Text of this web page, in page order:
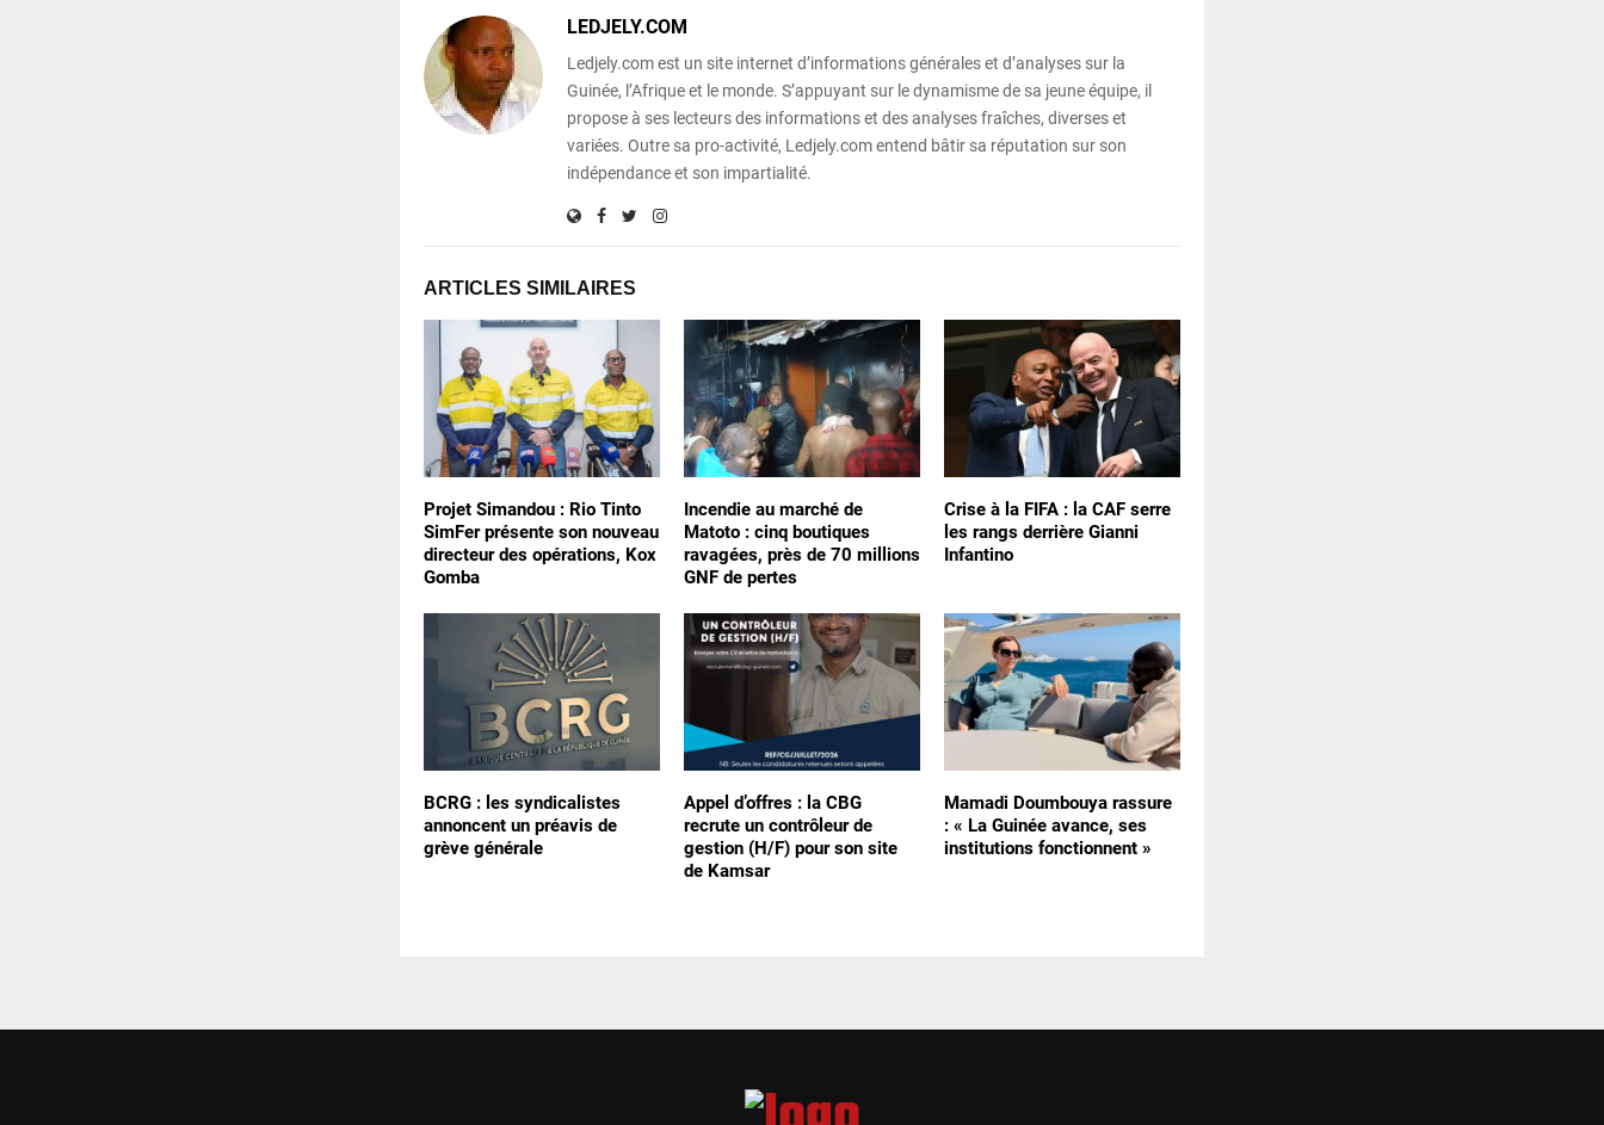
LEDJELY.COM
Ledjely.com est un site internet d’informations générales et d’analyses sur la
Guinée, l’Afrique et le monde. S’appuyant sur le dynamisme de sa jeune équipe, il
propose à ses lecteurs des informations et des analyses fraîches, diverses et
variées. Outre sa pro-activité, Ledjely.com entend bâtir sa réputation sur son
indépendance et son impartialité.
ARTICLES SIMILAIRES
Projet Simandou : Rio Tinto
SimFer présente son nouveau
directeur des opérations, Kox
Gomba
Incendie au marché de
Matoto : cinq boutiques
ravagées, près de 70 millions
GNF de pertes
Crise à la FIFA : la CAF serre
les rangs derrière Gianni
Infantino
BCRG : les syndicalistes
annoncent un préavis de
grève générale
Appel d’offres : la CBG
recrute un contrôleur de
gestion (H/F) pour son site
de Kamsar
Mamadi Doumbouya rassure
: « La Guinée avance, ses
institutions fonctionnent »